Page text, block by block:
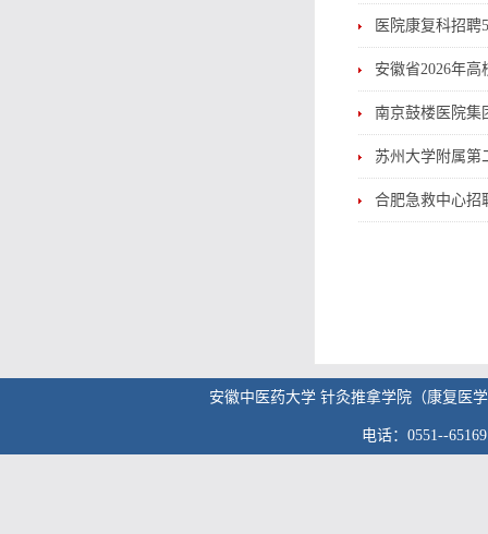
医院康复科招聘
安徽省2026年
南京鼓楼医院集
苏州大学附属第
合肥急救中心招
安徽中医药大学 针灸推拿学院（康复医
电话：0551--